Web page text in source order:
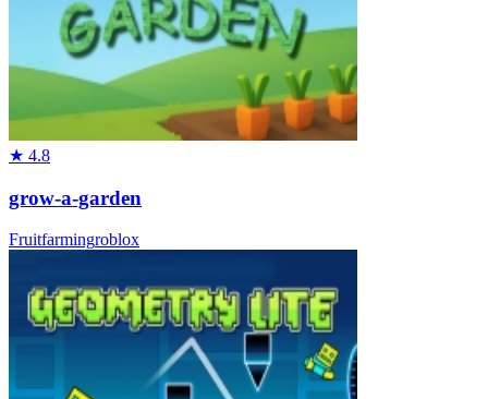
★ 4.8
grow-a-garden
Fruitfarmingroblox